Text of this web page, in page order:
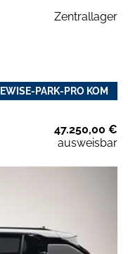
Zentrallager
PARK-PRO KOM
47.250,00 €
ausweisbar